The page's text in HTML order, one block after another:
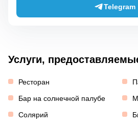
Telegram
Услуги,
Ресторан
Бар на солнечной палубе
Солярий